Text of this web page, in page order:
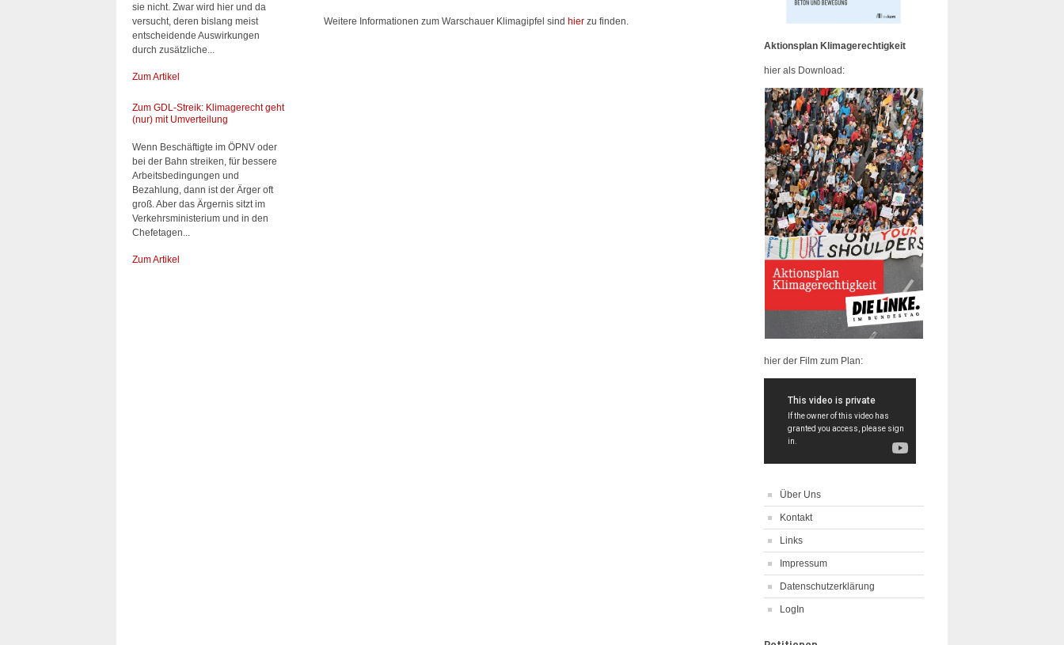
sie nicht. Zwar wird hier und da
versucht, deren bislang meist
entscheidende Auswirkungen
durch zusätzliche...
Zum Artikel
Zum GDL-Streik: Klimagerecht geht
(nur) mit Umverteilung
Wenn Beschäftigte im ÖPNV oder
bei der Bahn streiken, für bessere
Arbeitsbedingungen und
Bezahlung, dann ist der Ärger oft
groß. Aber das Ärgernis sitzt im
Verkehrsministerium und in den
Chefetagen...
Zum Artikel
Weitere Informationen zum Warschauer Klimagipfel sind hier zu finden.
Aktionsplan Klimagerechtigkeit
hier als Download:
hier der Film zum Plan:
Über Uns
Kontakt
Links
Impressum
Datenschutzerklärung
LogIn